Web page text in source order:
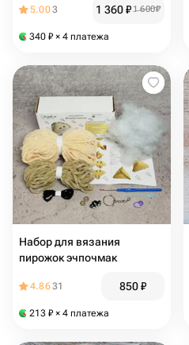
5.003 1 360₽1 600₽
340 ₽ × 4 платежа
Набор для вязания
пирожок эчпочмак
4.8631 850₽
213 ₽ × 4 платежа